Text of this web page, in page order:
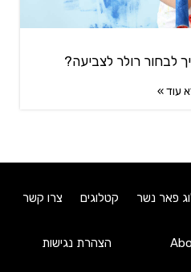
לבחור רולר לצביעה?
עוד »
פאר נשר קטלוגים צרו קשר
הצהרת נגישות